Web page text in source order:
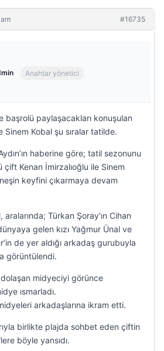
#16735
Anahtar yönetici
başrolü paylaşacakları konuşulan
Sinem Kobal şu sıralar tatilde.
haberine göre; tatil sezonunu
çift Kenan İmirzalıoğlu ile Sinem
keyfini çıkarmaya devam
aralarında; Türkan Şoray’ın Cihan
gelen kızı Yağmur Ünal ve
de yer aldığı arkadaş gurubuyla
görüntülendi.
midyeciyi görünce
ısmarladı.
arkadaşlarına ikram etti.
birlikte plajda sohbet eden çiftin
böyle yansıdı.